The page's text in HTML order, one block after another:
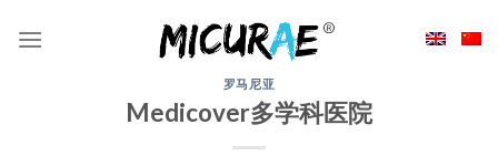
罗马尼亚
Medicover多学科医院